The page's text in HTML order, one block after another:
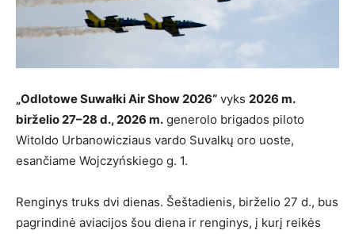
„Odlotowe Suwałki Air Show 2026“ vyks 2026 m.
birželio 27–28 d., 2026 m. generolo brigados piloto
Witoldo Urbanowicziaus vardo Suvalkų oro uoste,
esančiame Wojczyńskiego g. 1.
Renginys truks dvi dienas. Šeštadienis, birželio 27 d., bus
pagrindinė aviacijos šou diena ir renginys, į kurį reikės